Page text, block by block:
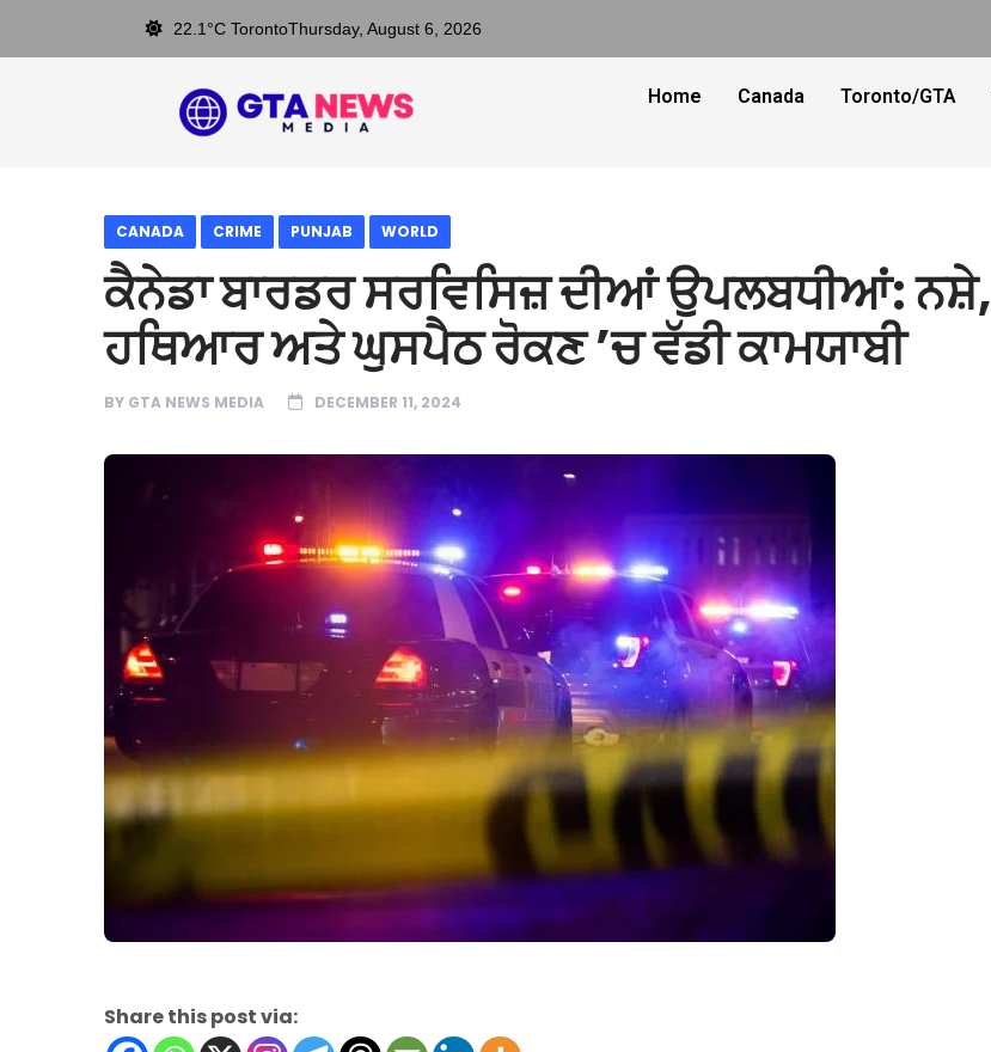
22.1°C TorontoThursday, August 6, 2026
Home Canada Toronto/GTA
CANADA CRIME PUNJAB WORLD
ਕੈਨੇਡਾ ਬਾਰਡਰ ਸਰਵਿਸਿਜ਼ ਦੀਆਂ ਉਪਲਬਧੀਆਂ: ਨਸ਼ੇ,
ਹਥਿਆਰ ਅਤੇ ਘੁਸਪੈਠ ਰੋਕਣ ’ਚ ਵੱਡੀ ਕਾਮਯਾਬੀ
BY GTA NEWS MEDIA DECEMBER 11, 2024
Share this post via: